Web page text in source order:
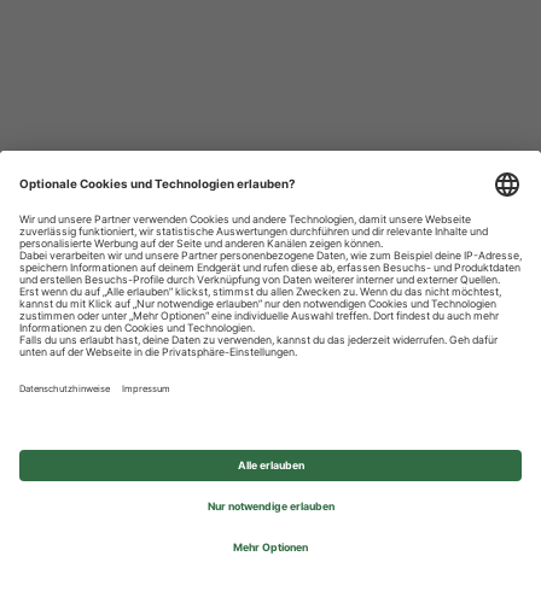
Datenschutzhinweise
Impressum
Privatsphäre-Einstellungen
© 2026 REWE Group - All rights reserved